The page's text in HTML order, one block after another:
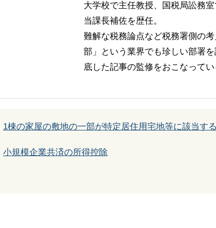
大学校で主任教授、国税局訟務
当課長補佐を歴任。
難解な税務論点など税務署側の
部」という業界でも珍しい部署
底した記事の監修をおこなってい
1棟の家屋の敷地の一部が特定居住用宅地等に該当す
小規模企業共済の所得控除